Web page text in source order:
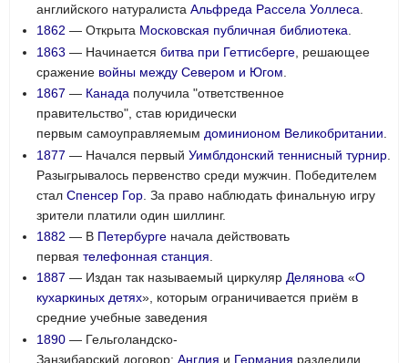
английского натуралистаАльфреда Рассела Уоллеса
1862 — Открыта Московская публичная библиотека.
1863 — Начинаетсябитва при Геттисберге , решающее
сражение войны между Севером и Югом
1867 — Канада получила "ответственное
правительство", став юридически
первым самоуправляемым доминионом Великобритании
1877 — Начался первыйУимблдонский теннисный турнир
Разыгрывалось первенство среди мужчин. Победителем
сталСпенсер Гор . За право наблюдать финальную игру
зрители платили один шиллинг.
1882 — В Петербурге начала действовать
перваятелефонная станция
1887 — Издан так называемый циркулярДелянова «О
кухаркиных детях», которым ограничивается приём в
средние учебные заведения
1890 — Гельголандско-
Занзибарский договор:Англия и Германия разделили